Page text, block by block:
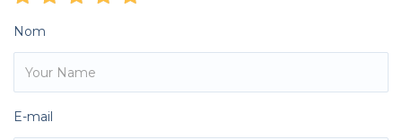
Nom
E-mail